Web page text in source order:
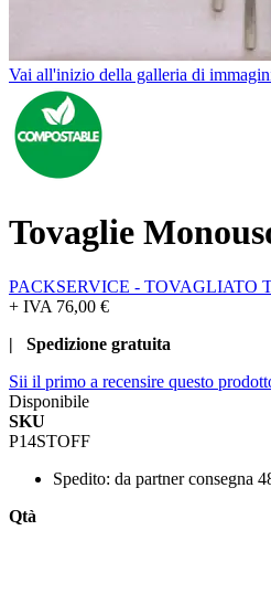
Vai all'inizio della galleria di
Tovaglie
PACKSERVICE - TOVAGLIATO
+ IVA 76,00 €
| Spedizione gratuita
Sii il primo a recensire questo
Disponibile
SKU
P14STOFF
Spedito: da partner consegna
Qtà